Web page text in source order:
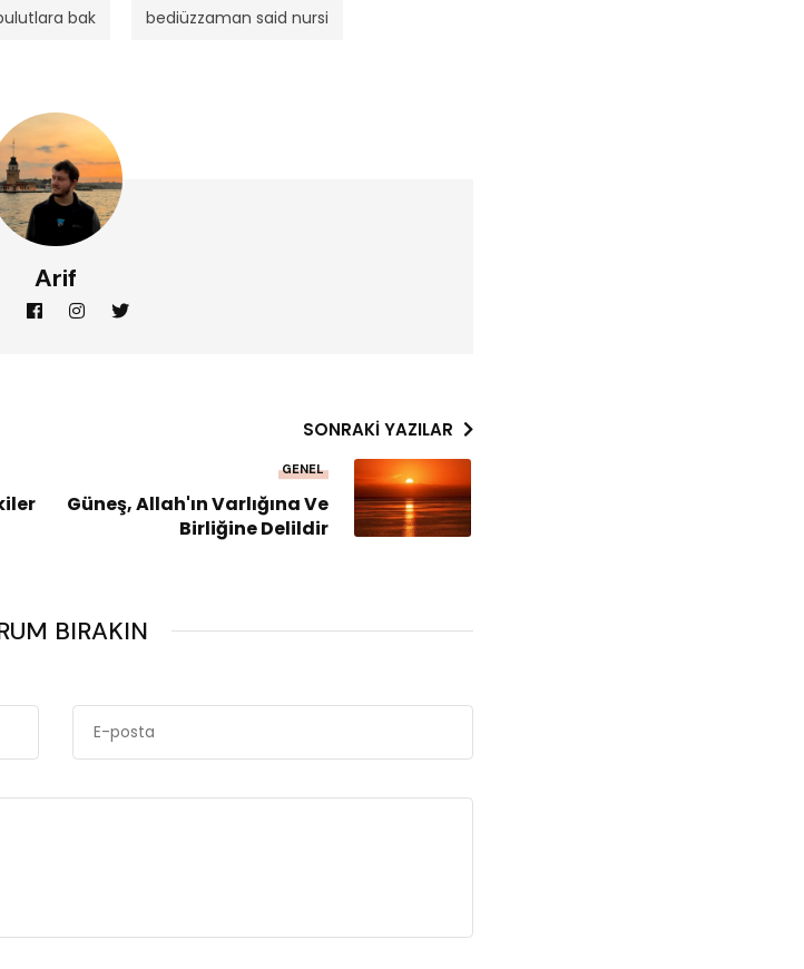
bak bediüzzaman said nursi
Arif
SONRAKI YAZILAR
GENEL
Güneş, Allah'ın Varlığına Ve
Birliğine Delildir
BIRAKIN